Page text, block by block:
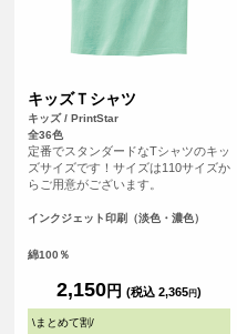
キッズＴシャツ
キッズ / PrintStar
全36色
定番でスタンダードなTシャツのキッ
ズサイズです！サイズは110サイズか
らご用意がございます。
インクジェット印刷（淡色・濃色）
綿100％
2,150円 (税込 2,365円)
\まとめて割/